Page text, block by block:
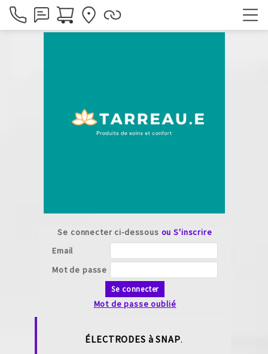
Se connecter ci-dessous ou S'inscrire
Email
Mot de passe
Se connecter
Mot de passe oublié
ÉLECTRODES à SNAP.